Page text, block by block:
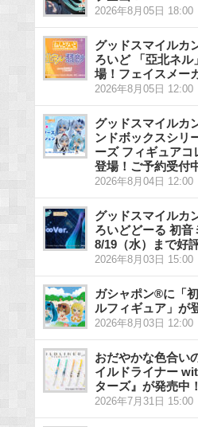
2026年8月05日 18:00
グッドスマイルカ
ろいど 「亞北ネル
場！フェイスメー
2026年8月05日 12:00
グッドスマイルカ
ンドボックスシリ
ーズ フィギュアコ
登場！ご予約受付
2026年8月04日 12:00
グッドスマイルカ
ろいどどーる 初音
8/19（水）まで好
2026年8月03日 15:00
ガシャポン®に「
ルフィギュア」が
2026年8月03日 12:00
おだやかな色合い
イルドライナー
ターズ』が発売中！
2026年7月31日 15:00